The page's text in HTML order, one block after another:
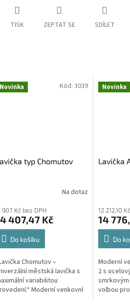
TISK ZEPTAT SE SDÍLET
Novinka
typ Chomutov
Na dotaz
907 Kč bez DPH
407,47 Kč
Do košíku
Chomutov –
městská lavička s
variabilitou
Moderní venkovní
Kód:3039 Novinka
Lavička
12 212,10
14
Do
Moderní
2 s
volbou